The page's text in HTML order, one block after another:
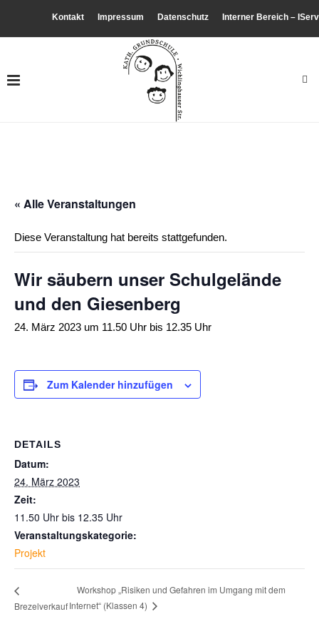
Kontakt Impressum Datenschutz Interner Bereich – IServ
« Alle Veranstaltungen
Diese Veranstaltung hat bereits stattgefunden.
Wir säubern unser Schulgelände
und den Giesenberg
24. März 2023 um 11.50 Uhr bis 12.35 Uhr
Zum Kalender hinzufügen
DETAILS
Datum:
24. März 2023
Zeit:
11.50 Uhr bis 12.35 Uhr
Veranstaltungskategorie:
Projekt
Brezelverkauf
Workshop „Risiken und Gefahren im Umgang mit dem
Internet“ (Klassen 4)